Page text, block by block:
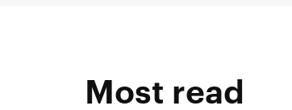
Most read